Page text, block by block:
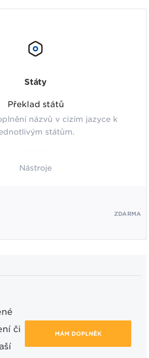
Státy
Překlad států
názvů v cizím jazyce k
státům.
Nástroje
ZDARMA
či
MÁM DOPLNĚK